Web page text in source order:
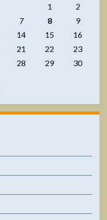
1
2
7 8
9
14 15
16
21 22
23
28 29
30